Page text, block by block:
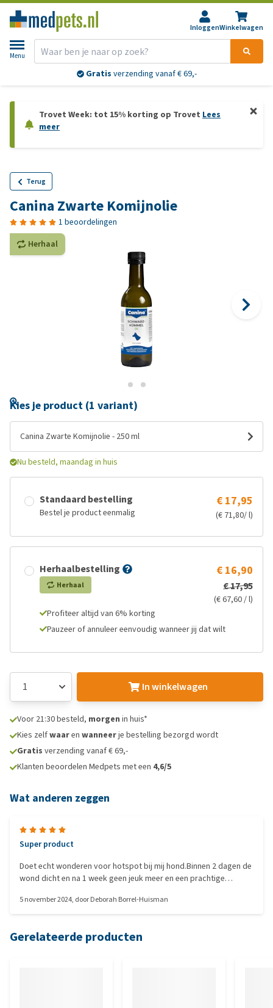
InloggenWinkelwagen
Menu
Gratis verzending vanaf € 69,-
Trovet Week: tot 15% korting op Trovet Lees
meer
Terug
Canina Zwarte Komijnolie
1 beoordelingen
Herhaal
Kies je product (1 variant)
Canina Zwarte Komijnolie - 250 ml
Nu besteld, maandag in huis
Standaard bestelling
Bestel je product eenmalig
€ 17,95
(€ 71,80/ l)
Herhaalbestelling
Herhaal
€ 16,90
€ 17,95
(€ 67,60 / l)
Profiteer altijd van 6% korting
Pauzeer of annuleer eenvoudig wanneer jij dat wilt
In winkelwagen
Voor 21:30 besteld, morgen in huis*
Kies zelfwaaren wanneerje bestelling bezorgd wordt
Gratis verzending vanaf € 69,-
Klanten beoordelen Medpets met een 4,6/5
Wat anderen zeggen
Super product
Doet echt wonderen voor hotspot bij mij hond.Binnen 2 dagen de
wond dicht en na 1 week geen jeuk meer en een prachtige
5 november 2024, doorDeborah Borrel-Huisman
Gerelateerde producten